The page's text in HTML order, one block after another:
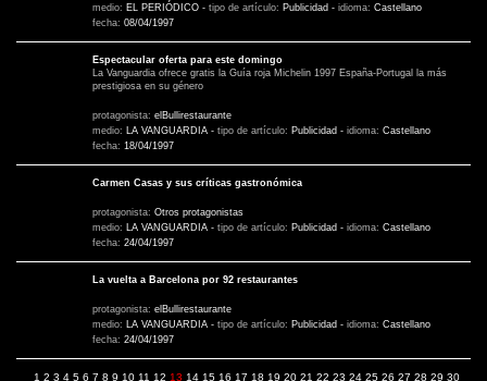
medio: EL PERIÓDICO - tipo de artículo: Publicidad - idioma: Castellano
fecha: 08/04/1997
Espectacular oferta para este domingo
La Vanguardia ofrece gratis la Guía roja Michelin 1997 España-Portugal la más
prestigiosa en su género
protagonista: elBullirestaurante
medio: LA VANGUARDIA - tipo de artículo: Publicidad - idioma: Castellano
fecha: 18/04/1997
Carmen Casas y sus críticas gastronómica
protagonista: Otros protagonistas
medio: LA VANGUARDIA - tipo de artículo: Publicidad - idioma: Castellano
fecha: 24/04/1997
La vuelta a Barcelona por 92 restaurantes
protagonista: elBullirestaurante
medio: LA VANGUARDIA - tipo de artículo: Publicidad - idioma: Castellano
fecha: 24/04/1997
1 2 3 4 5 6 7 8 9 10 11 12 13 14 15 16 17 18 19 20 21 22 23 24 25 26 27 28 29 30